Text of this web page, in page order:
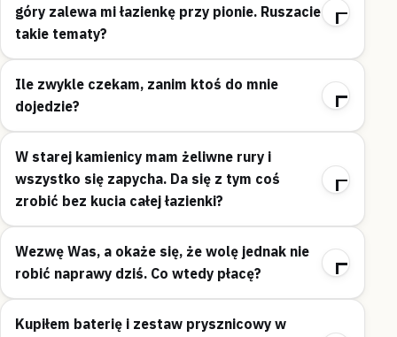
góry zalewa mi łazienkę przy pionie. Ruszacie
takie tematy?
Ile zwykle czekam, zanim ktoś do mnie
dojedzie?
W starej kamienicy mam żeliwne rury i
wszystko się zapycha. Da się z tym coś
zrobić bez kucia całej łazienki?
Wezwę Was, a okaże się, że wolę jednak nie
robić naprawy dziś. Co wtedy płacę?
Kupiłem baterię i zestaw prysznicowy w